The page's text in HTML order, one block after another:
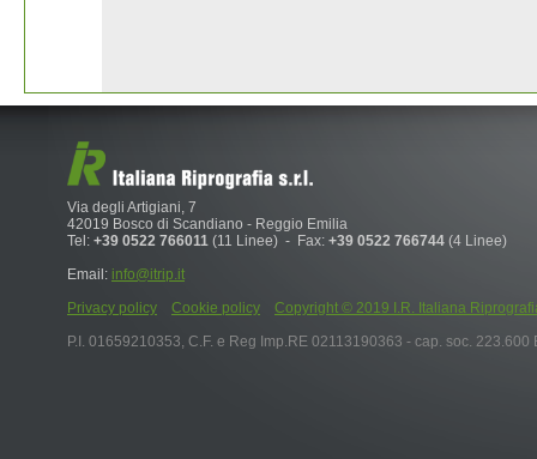
Via degli Artigiani, 7
42019 Bosco di Scandiano - Reggio Emilia
Tel: +39 0522 766011 (11 Linee) - Fax: +39 0522 766744 (4 Linee)
Email: info@itrip.it
Privacy policy
Cookie policy
Copyright © 2019 I.R. Italiana
P.I. 01659210353, C.F. e Reg Imp.RE 02113190363 - cap. soc. 223.600